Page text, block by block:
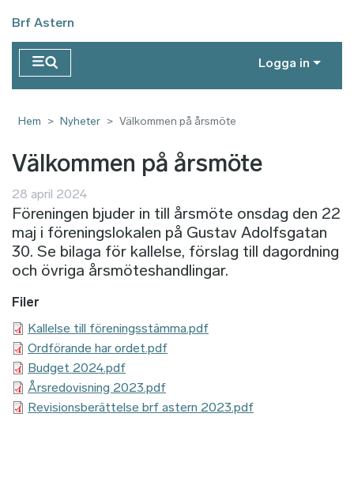
Brf Astern
Logga in
Hem Nyheter Välkommen på årsmöte
Välkommen på årsmöte
28 april 2024
Föreningen bjuder in till årsmöte onsdag den 22
maj i föreningslokalen på Gustav Adolfsgatan
30. Se bilaga för kallelse, förslag till dagordning
och övriga årsmöteshandlingar.
Filer
Kallelse till föreningsstämma.pdf
Ordförande har ordet.pdf
Budget 2024.pdf
Årsredovisning 2023.pdf
Revisionsberättelse brf astern 2023.pdf